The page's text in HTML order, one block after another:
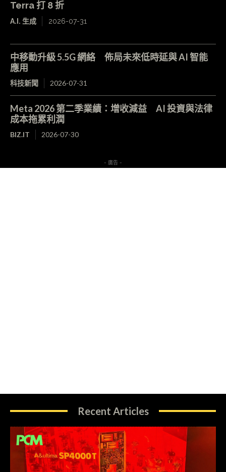
Terra 打 8 折
A.I. 生成 2026-07-31
中移動升級 5.5G 網絡 佈局未來低時延與 AI 智能
應用
科技新聞 2026-07-31
Meta 2026 第二季業績：增收減益 AI 投資與法律
成本拖累利潤
BIZ.IT 2026-07-30
- 廣告 -
Recent Articles